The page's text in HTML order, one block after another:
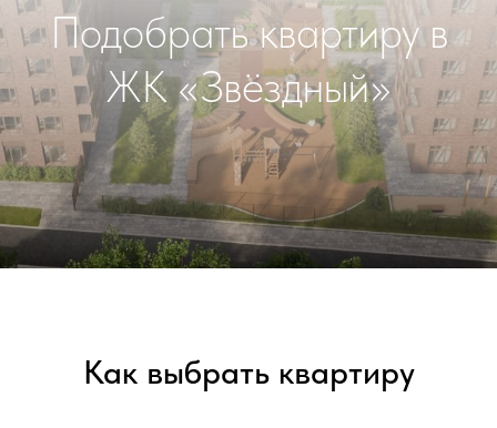
Подобрать квартиру в
ЖК «Звёздный»
Как выбрать квартиру